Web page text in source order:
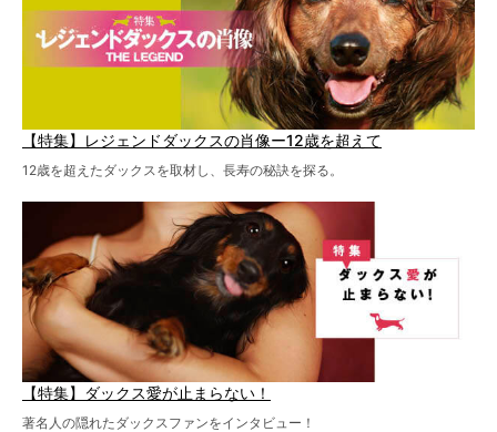
【特集】レジェンドダックスの肖像ー12歳を超えて
12歳を超えたダックスを取材し、長寿の秘訣を探る。
【特集】ダックス愛が止まらない！
著名人の隠れたダックスファンをインタビュー！